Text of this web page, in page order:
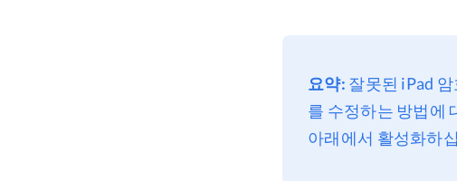
요약: 잘못된 iPad
를 수정하는 방법에
아래에서 활성화하